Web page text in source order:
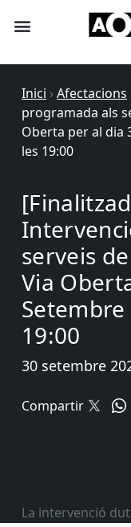
Inici › Afectacions
programada als
Oberta per al dia
les 19:00
serveis
Via
19:00
30 setembre
Compartir
La intervenció